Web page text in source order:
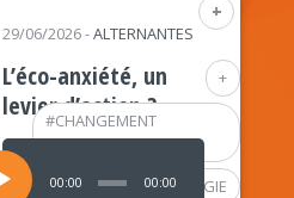
+
+
#CHANGEMENT
CLIMATIQUE
#PSYCHOLOGIE
29/06/2026-ALTERNANTES
L’éco-anxiété, un
levier d’action ?
Lecteur
audio
00:00 00:00